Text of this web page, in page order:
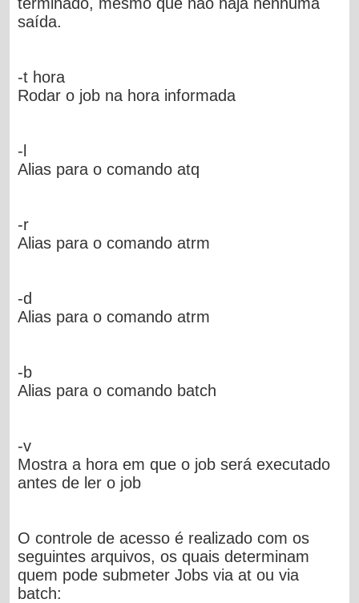
saída.
-t hora
Rodar o job na hora informada
-l
Alias para o comando atq
-r
Alias para o comando atrm
-d
Alias para o comando atrm
-b
Alias para o comando batch
-v
Mostra a hora em que o job será executado
antes de ler o job
O controle de acesso é realizado com os
seguintes arquivos, os quais determinam
quem pode submeter Jobs via at ou via
batch: